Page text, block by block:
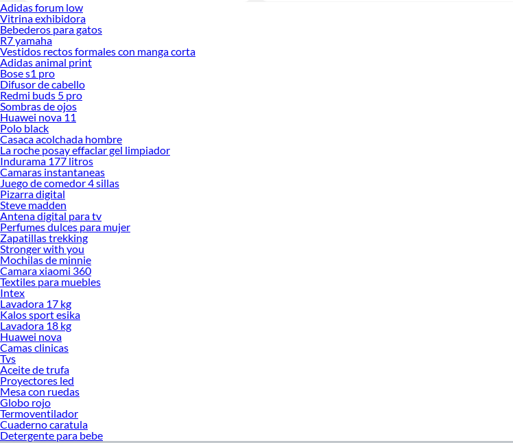
Adidas forum low
Vitrina exhibidora
Bebederos para gatos
R7 yamaha
Vestidos rectos formales con manga corta
Adidas animal print
Bose s1 pro
Difusor de cabello
Redmi buds 5 pro
Sombras de ojos
Huawei nova 11
Polo black
Casaca acolchada hombre
La roche posay effaclar gel limpiador
Indurama 177 litros
Camaras instantaneas
Juego de comedor 4 sillas
Pizarra digital
Steve madden
Antena digital para tv
Perfumes dulces para mujer
Zapatillas trekking
Stronger with you
Mochilas de minnie
Camara xiaomi 360
Textiles para muebles
Intex
Lavadora 17 kg
Kalos sport esika
Lavadora 18 kg
Huawei nova
Camas clinicas
Tvs
Aceite de trufa
Proyectores led
Mesa con ruedas
Globo rojo
Termoventilador
Cuaderno caratula
Detergente para bebe